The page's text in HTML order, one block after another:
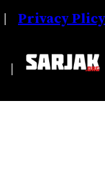
| Privacy Plicy
|